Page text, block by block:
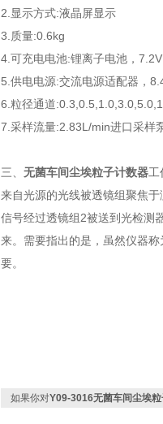
2.显示方式:液晶屏显示
3.质量:0.6kg
4.可充电电池:锂离子电池，
5.供电电源:交流电源适配器，
6.粒径通道
7.采样流量:2.83L/min进口采样
三、 无菌车间尘埃粒子计数器工
来自光源的光线被透镜组聚焦
信号经过透镜组2被送到光检测
来。需要指出的是，虽然仪器
要。
如果你对Y09-3016无菌车间尘埃